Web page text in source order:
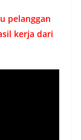
pelanggan
kerja dari